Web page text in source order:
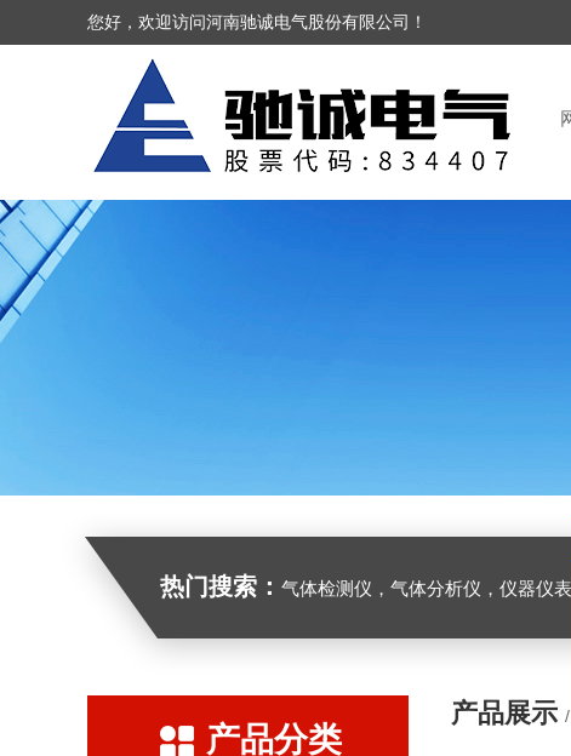
您好，欢迎访问河南驰诚电气股份有限公司！
热门搜索： 气体检测仪，气体分析仪，仪器仪
产品分类
产品展示